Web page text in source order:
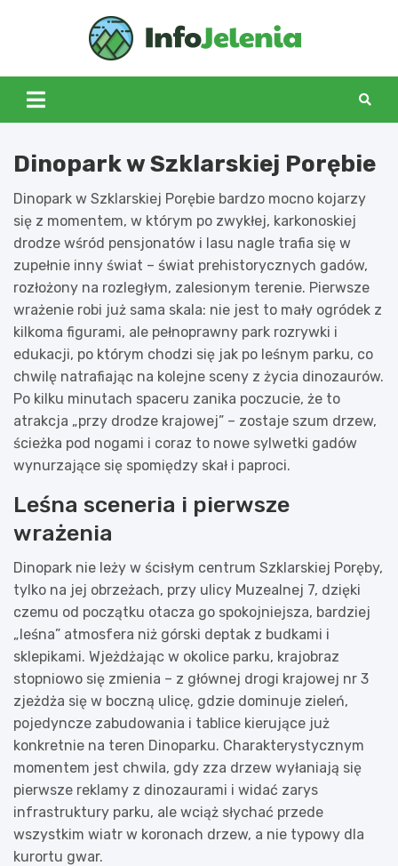
Dinopark w Szklarskiej Porębie
Dinopark w Szklarskiej Porębie bardzo mocno kojarzy
się z momentem, w którym po zwykłej, karkonoskiej
drodze wśród pensjonatów i lasu nagle trafia się w
zupełnie inny świat – świat prehistorycznych gadów,
rozłożony na rozległym, zalesionym terenie. Pierwsze
wrażenie robi już sama skala: nie jest to mały ogródek z
kilkoma figurami, ale pełnoprawny park rozrywki i
edukacji, po którym chodzi się jak po leśnym parku, co
chwilę natrafiając na kolejne sceny z życia dinozaurów.
Po kilku minutach spaceru zanika poczucie, że to
atrakcja „przy drodze krajowej” – zostaje szum drzew,
ścieżka pod nogami i coraz to nowe sylwetki gadów
wynurzające się spomiędzy skał i paproci.
Leśna sceneria i pierwsze
wrażenia
Dinopark nie leży w ścisłym centrum Szklarskiej Poręby,
tylko na jej obrzeżach, przy ulicy Muzealnej 7, dzięki
czemu od początku otacza go spokojniejsza, bardziej
„leśna” atmosfera niż górski deptak z budkami i
sklepikami. Wjeżdżając w okolice parku, krajobraz
stopniowo się zmienia – z głównej drogi krajowej nr 3
zjeżdża się w boczną ulicę, gdzie dominuje zieleń,
pojedyncze zabudowania i tablice kierujące już
konkretnie na teren Dinoparku. Charakterystycznym
momentem jest chwila, gdy zza drzew wyłaniają się
pierwsze reklamy z dinozaurami i widać zarys
infrastruktury parku, ale wciąż słychać przede
wszystkim wiatr w koronach drzew, a nie typowy dla
kurortu gwar.